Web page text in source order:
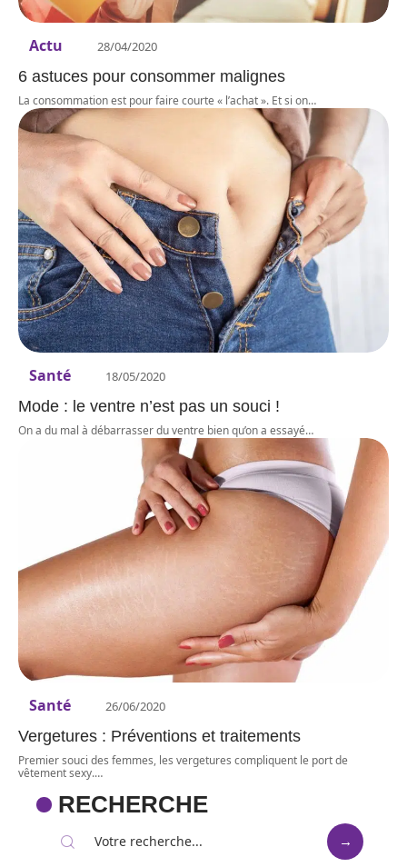
Actu 28/04/2020
6 astuces pour consommer malignes
La consommation est pour faire courte « l’achat ». Et si on…
Santé 18/05/2020
Mode : le ventre n’est pas un souci !
On a du mal à débarrasser du ventre bien qu’on a essayé…
Santé 26/06/2020
Vergetures : Préventions et traitements
Premier souci des femmes, les vergetures compliquent le port de
vêtement sexy.…
RECHERCHE